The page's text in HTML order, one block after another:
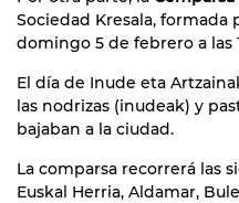
Sociedad Kresala, formada
domingo 5 de febrero a las
El día de Inude eta
las nodrizas (inudeak) y
bajaban a la ciudad.
La comparsa recorrerá las
Euskal Herria, Aldamar,